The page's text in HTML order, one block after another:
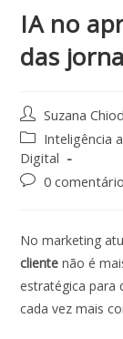
IA no
das
Suzana
Inteligência
Digital
0 comentário
No marketing
cliente não é
estratégica para
cada vez mais